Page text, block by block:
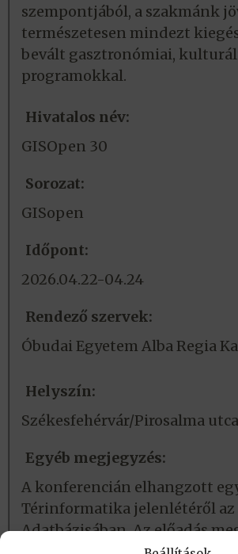
szempontjából, a szakmánk
természetesen mindezt
bevált gasztronómiai,
programokkal.
Hivatalos név:
GISOpen 30
Sorozat:
GISopen
Időpont:
2026.04.22-04.24
Rendező szervek:
Óbudai Egyetem Alba Regia
Helyszín:
Székesfehérvár/Pirosalma
Egyéb megjegyzés:
A konferencián elhangzott
Térinformatika jelenlétéről az
Adatbázisában. Az előadás